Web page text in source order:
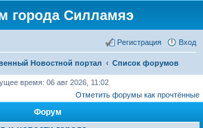
города Силламяэ
Вход
Регистрация
Новостной портал Список форумов
время: 06 авг 2026, 11:02
Отметить форумы как прочтённые
Форум